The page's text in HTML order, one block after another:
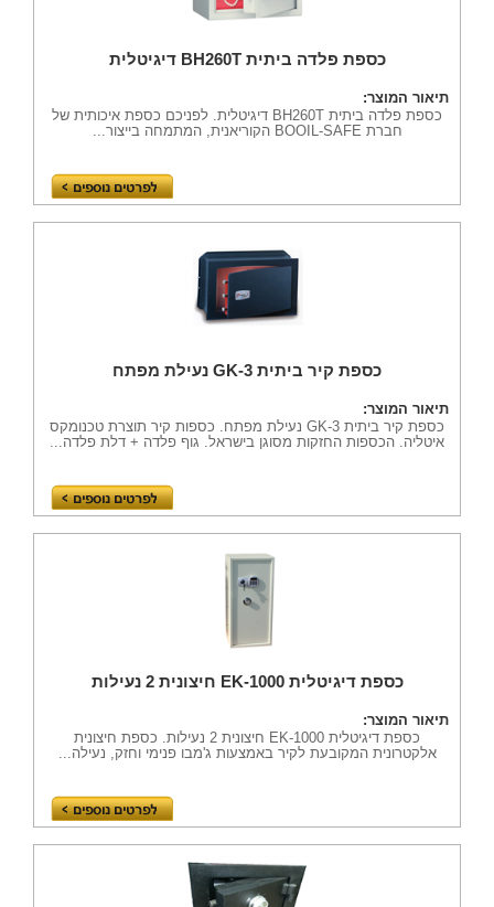
כספת פלדה ביתית BH260T דיגיטלית
תיאור המוצר:
כספת פלדה ביתית BH260T דיגיטלית. לפניכם כספת איכותית של
חברת BOOIL-SAFE הקוריאנית, המתמחה בייצור...
כספת קיר ביתית GK-3 נעילת מפתח
תיאור המוצר:
כספת קיר ביתית GK-3 נעילת מפתח. כספות קיר תוצרת טכנומקס
איטליה. הכספות החזקות מסוגן בישראל. גוף פלדה + דלת פלדה...
כספת דיגיטלית EK-1000 חיצונית 2 נעילות
תיאור המוצר:
כספת דיגיטלית EK-1000 חיצונית 2 נעילות. כספת חיצונית
אלקטרונית המקובעת לקיר באמצעות ג'מבו פנימי וחזק, נעילה...